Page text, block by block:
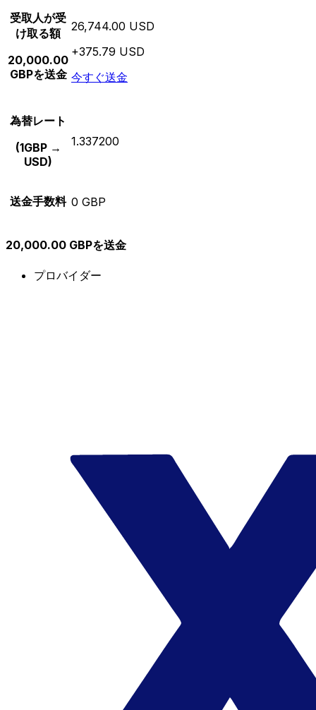
受取人が受
け取る額
20,000.00
GBPを送金
26,744.00 USD
+375.79 USD
今すぐ送金
為替レート
(1GBP →
USD)
1.337200
送金手数料 0 GBP
20,000.00 GBPを送金
プロバイダー